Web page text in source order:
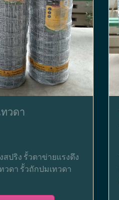
วดา
สปริง รั้วตาข่ายแรงดึง
วดา รั้วถักปมเทวดา